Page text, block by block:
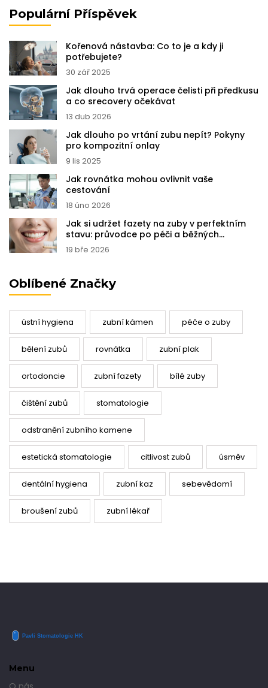
Populární Příspěvek
Kořenová nástavba: Co to je a kdy ji
potřebujete?
30 zář 2025
Jak dlouho trvá operace čelisti při předkusu
a co srecovery očekávat
13 dub 2026
Jak dlouho po vrtání zubu nepít? Pokyny
pro kompozitní onlay
9 lis 2025
Jak rovnátka mohou ovlivnit vaše
cestování
18 úno 2026
Jak si udržet fazety na zuby v perfektním
stavu: průvodce po péči a běžných
chybách
19 bře 2026
Oblíbené Značky
ústní hygiena zubní kámen péče o zuby
bělení zubů rovnátka zubní plak
ortodoncie zubní fazety bílé zuby
čištění zubů stomatologie
odstranění zubního kamene
estetická stomatologie citlivost zubů úsměv
dentální hygiena zubní kaz sebevědomí
broušení zubů zubní lékař
Menu